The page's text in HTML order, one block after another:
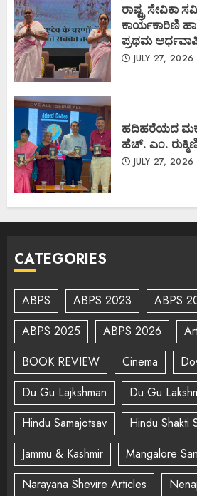
ರಾಷ್ಟ್ರ
ಕಾರ್ಯಕಾರಿಣಿ
ಪ್ರಥಮ
JULY 27, 2026
ಹದಿಹರೆಯದ
ಹೆಚ್. ಎಂ.
JULY 27, 2026
CATEGORIES
ABPS ABPS 2023
ABPS
ABPS 2025
ABPS 2026
BOOK REVIEW
Cinema
Du Gu Lajkshman
Du Gu
Hindu Samajotsav
Hindu Shakti
Jammu & Kashmir
Mangalore
Narayana Shevire Articles